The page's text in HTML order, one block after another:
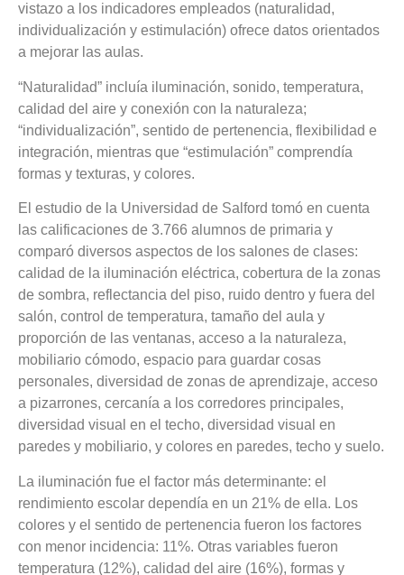
vistazo a los indicadores empleados (naturalidad,
individualización y estimulación) ofrece datos orientados
a mejorar las aulas.
“Naturalidad” incluía iluminación, sonido, temperatura,
calidad del aire y conexión con la naturaleza;
“individualización”, sentido de pertenencia, flexibilidad e
integración, mientras que “estimulación” comprendía
formas y texturas, y colores.
El estudio de la Universidad de Salford tomó en cuenta
las calificaciones de 3.766 alumnos de primaria y
comparó diversos aspectos de los salones de clases:
calidad de la iluminación eléctrica, cobertura de la zonas
de sombra, reflectancia del piso, ruido dentro y fuera del
salón, control de temperatura, tamaño del aula y
proporción de las ventanas, acceso a la naturaleza,
mobiliario cómodo, espacio para guardar cosas
personales, diversidad de zonas de aprendizaje, acceso
a pizarrones, cercanía a los corredores principales,
diversidad visual en el techo, diversidad visual en
paredes y mobiliario, y colores en paredes, techo y suelo.
La iluminación fue el factor más determinante: el
rendimiento escolar dependía en un 21% de ella. Los
colores y el sentido de pertenencia fueron los factores
con menor incidencia: 11%. Otras variables fueron
temperatura (12%), calidad del aire (16%), formas y